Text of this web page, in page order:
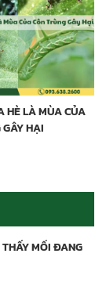
HÈ LÀ MÙA CỦA
GÂY HẠI
THẤY MỐI ĐANG